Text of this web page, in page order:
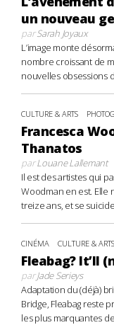
un nouveau
parSarah Joyaux
L’image monte
nombre croissant de
nouvelles obsessions
CULTURE & ARTS
Francesca
Thanatos
parLouane Lallemant
Il est des artistes qui
Woodman en est. Elle
treize ans, et se suicide
CINÉMA CULTURE & ARTS
Fleabag? It’ll
parJade Serieys
Adaptation du (déjà)
Bridge, Fleabag reste
les plus marquantes